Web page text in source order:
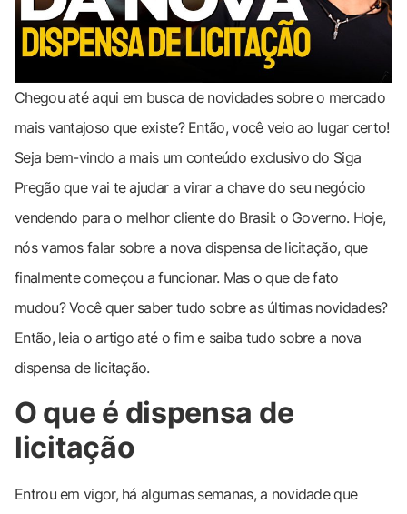
Chegou até aqui em busca de novidades sobre o mercado
mais vantajoso que existe? Então, você veio ao lugar certo!
Seja bem-vindo a mais um conteúdo exclusivo do Siga
Pregão que vai te ajudar a virar a chave do seu negócio
vendendo para o melhor cliente do Brasil: o Governo. Hoje,
nós vamos falar sobre a nova dispensa de licitação, que
finalmente começou a funcionar. Mas o que de fato
mudou? Você quer saber tudo sobre as últimas novidades?
Então, leia o artigo até o fim e saiba tudo sobre a nova
dispensa de licitação.
O que é dispensa de
licitação
Entrou em vigor, há algumas semanas, a novidade que